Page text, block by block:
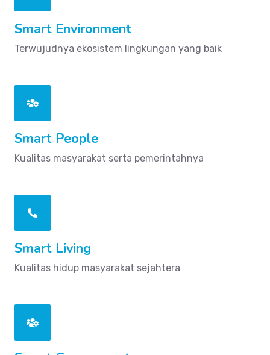
Smart Environment
Terwujudnya ekosistem lingkungan yang baik
Smart People
Kualitas masyarakat serta pemerintahnya
Smart Living
Kualitas hidup masyarakat sejahtera